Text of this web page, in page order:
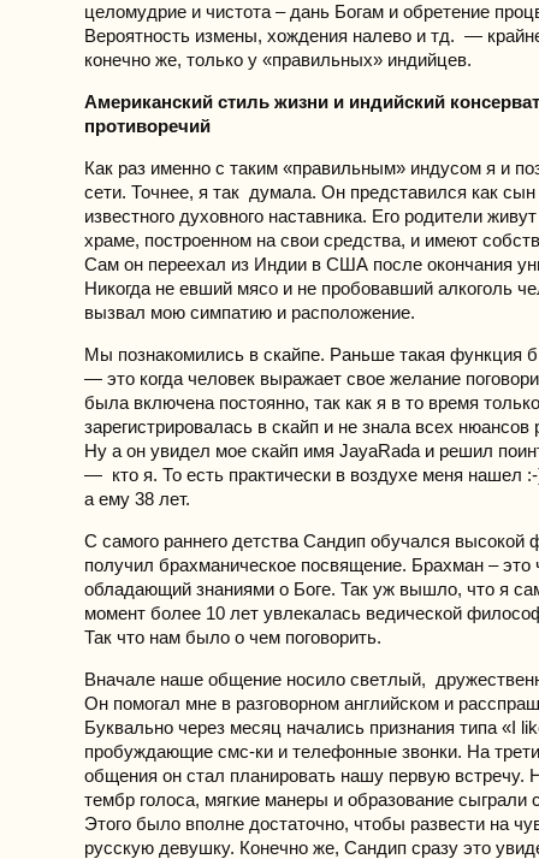
целомудрие и чистота – дань Богам и обретение
Вероятность измены, хождения налево и тд. —
конечно же, только у «правильных» индийцев.
Американский стиль жизни и индийский
противоречий
Как раз именно с таким «правильным» индусом я и
сети. Точнее, я так думала. Он представился как сын
известного духовного наставника. Его родители
храме, построенном на свои средства, и имеют
Сам он переехал из Индии в США после окончания
Никогда не евший мясо и не пробовавший алкоголь
вызвал мою симпатию и расположение.
Мы познакомились в скайпе. Раньше такая функция
— это когда человек выражает свое желание
была включена постоянно, так как я в то время только
зарегистрировалась в скайп и не знала всех
Ну а он увидел мое скайп имя JayaRada и решил
— кто я. То есть практически в воздухе меня нашел
а ему 38 лет.
С самого раннего детства Сандип обучался высокой
получил брахманическое посвящение. Брахман – это
обладающий знаниями о Боге. Так уж вышло, что я
момент более 10 лет увлекалась ведической
Так что нам было о чем поговорить.
Вначале наше общение носило светлый,
Он помогал мне в разговорном английском и
Буквально через месяц начались признания типа «I
пробуждающие смс-ки и телефонные звонки. На
общения он стал планировать нашу первую встречу.
тембр голоса, мягкие манеры и образование сыграли
Этого было вполне достаточно, чтобы развести на
русскую девушку. Конечно же, Сандип сразу это